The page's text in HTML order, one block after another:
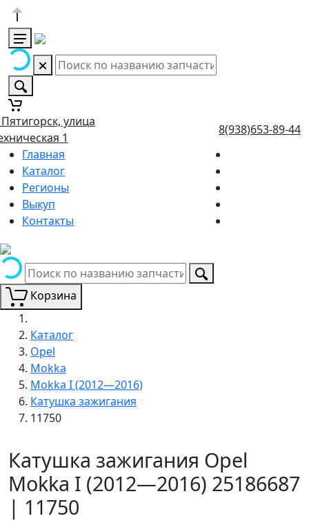
Пятигорск, улица
1
8(938)653-89-44
Главная
Каталог
Регионы
Выкуп
Контакты
Корзина
Каталог
Opel
Mokka
Mokka I (2012—2016)
Катушка зажигания
11750
Катушка зажигания Opel
Mokka I (2012—2016) 25186687
| 11750